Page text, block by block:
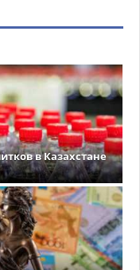
в Казахстане